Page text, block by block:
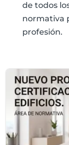
de todos
normativa
profesión.